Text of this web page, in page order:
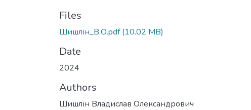
Files
Шишлін_В.О.pdf(10.02 MB)
Date
2024
Authors
Шишлін Владислав Олександрович